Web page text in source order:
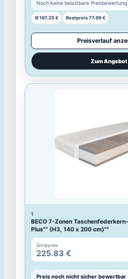
GARDAMO
GARDAMO Lounge Set
Preis noch nicht sicher
Noch keine belastbare
Zum